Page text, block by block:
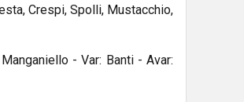
Crespi, Spolli, Mustacchio,
- Var: Banti - Avar: